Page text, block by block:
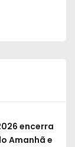
encerra
Amanhã e